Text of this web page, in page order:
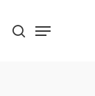
search
Menu